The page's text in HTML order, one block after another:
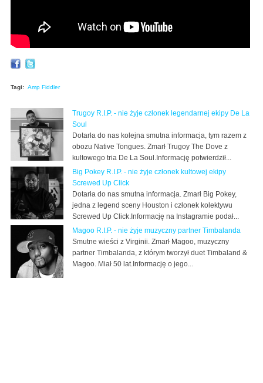
Tagi: Amp Fiddler
Trugoy R.I.P. - nie żyje członek legendarnej ekipy De La
Soul
Dotarła do nas kolejna smutna informacja, tym razem z
obozu Native Tongues. Zmarł Trugoy The Dove z
kultowego tria De La Soul.Informację potwierdził...
Big Pokey R.I.P. - nie żyje członek kultowej ekipy
Screwed Up Click
Dotarła do nas smutna informacja. Zmarł Big Pokey,
jedna z legend sceny Houston i członek kolektywu
Screwed Up Click.Informację na Instagramie podał...
Magoo R.I.P. - nie żyje muzyczny partner Timbalanda
Smutne wieści z Virginii. Zmarł Magoo, muzyczny
partner Timbalanda, z którym tworzył duet Timbaland &
Magoo. Miał 50 lat.Informację o jego...